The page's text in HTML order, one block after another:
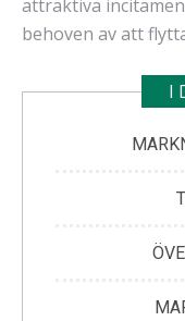
attraktiva
behoven av att
I